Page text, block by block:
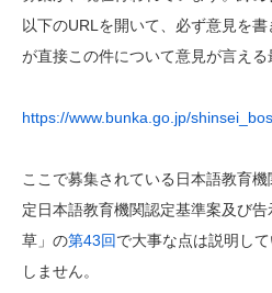
以下のURLを開いて、必ず意見を
が直接この件について意見が言える
https://www.bunka.go.jp/
ここで募集されている日本語教育
定日本語教育機関認定基準案及び
草」の第43回で大事な点は説明し
しません。